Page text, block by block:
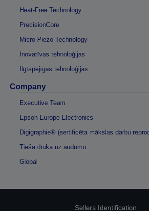
Heat-Free Technology
PrecisionCore
Micro Piezo Technology
Inovatīvas tehnoloģijas
Ilgtspējīgas tehnoloģijas
Company
Executive Team
Epson Europe Electronics
Digigraphie® (sertificēta mākslas darbu
Tiešā druka uz audumu
Global
Sellers Identification